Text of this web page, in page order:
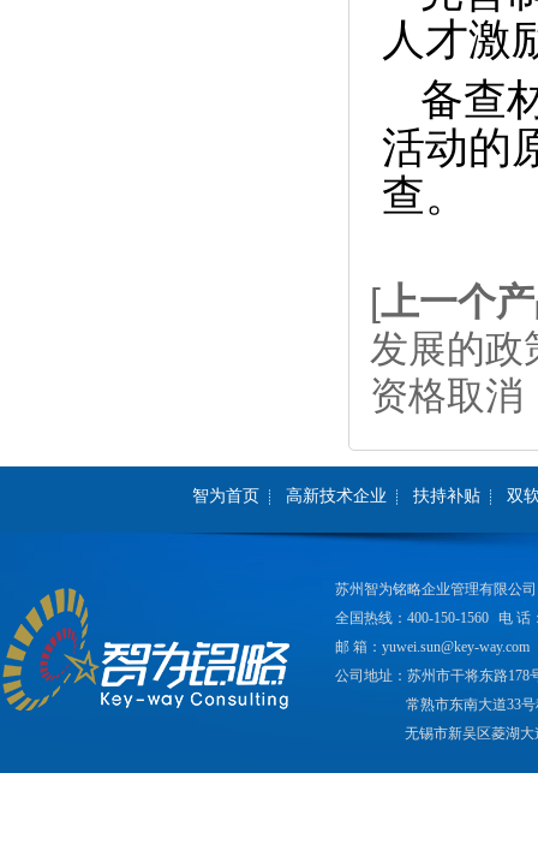
人才激
备查
活动的
查。
[上一个
发展的政
资格取消
智为首页 高新技术企业 扶持补贴 双
苏州智为铭略企业管理有限公司
全国热线：400-150-1560 电 话
邮 箱：yuwei.sun@key-way.com
公司地址：苏州市干将东路178
常熟市东南大道33
无锡市新吴区菱湖大